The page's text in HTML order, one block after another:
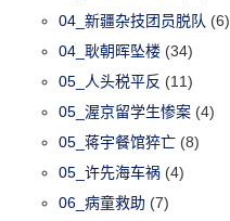
04_新疆杂技团员脱队 (6)
04_耿朝晖坠楼 (34)
05_人头税平反 (11)
05_渥京留学生惨案 (4)
05_蒋宇餐馆猝亡 (8)
05_许先海车祸 (4)
06_病童救助 (7)